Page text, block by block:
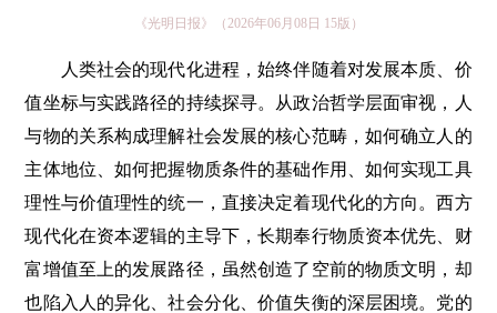
《光明日报》（2026年06月08日 15版）
人类社会的现代化进程，始终伴随着对发展本质、价
值坐标与实践路径的持续探寻。从政治哲学层面审视，人
与物的关系构成理解社会发展的核心范畴，如何确立人的
主体地位、如何把握物质条件的基础作用、如何实现工具
理性与价值理性的统一，直接决定着现代化的方向。西方
现代化在资本逻辑的主导下，长期奉行物质资本优先、财
富增值至上的发展路径，虽然创造了空前的物质文明，却
也陷入人的异化、社会分化、价值失衡的深层困境。党的